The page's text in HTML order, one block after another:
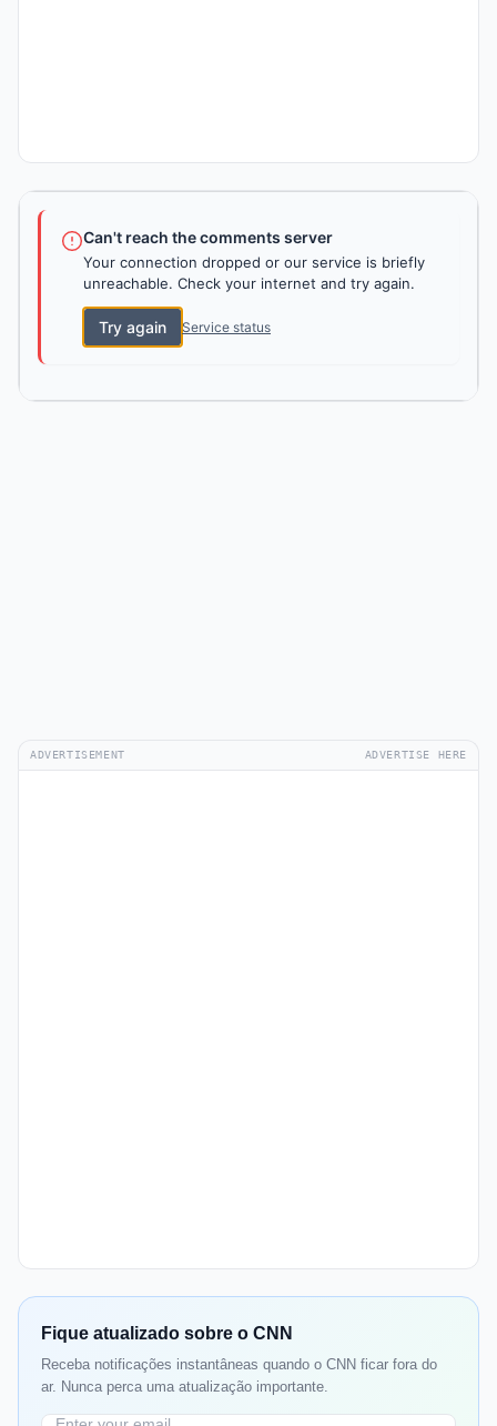
Can't reach the comments server
Your connection dropped or our service is briefly
unreachable. Check your internet and try again.
Try again Service status
ADVERTISEMENT ADVERTISE HERE
Fique atualizado sobre o CNN
Receba notificações instantâneas quando o CNN ficar fora do
ar. Nunca perca uma atualização importante.